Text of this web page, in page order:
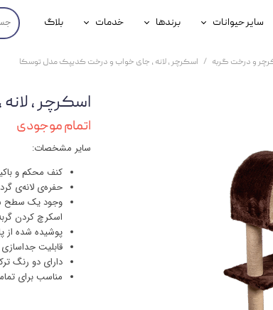
سایر حیوانات
محصولات پرندگان
برندها
جوسرا
خدمات
خدمات آنلاین دامپزشکی
بلاگ
و درخت گربه اسکرچر ، لانه ، جای خواب و درخت کدیپک مدل توسکا
اسکرچر ،
اتمام موجودی
سایر مشخصات:
کنف محکم و
حفره‌ی لانه‌ی
وجود یک سطح
اسکرچ کردن
پوشیده شده از
قابلیت
دارای دو رنگ
مناسب برای